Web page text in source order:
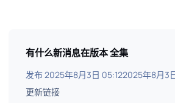
有什么新消息在版本全集
发布2025年8月3日 05:122025年8月3
更新链接